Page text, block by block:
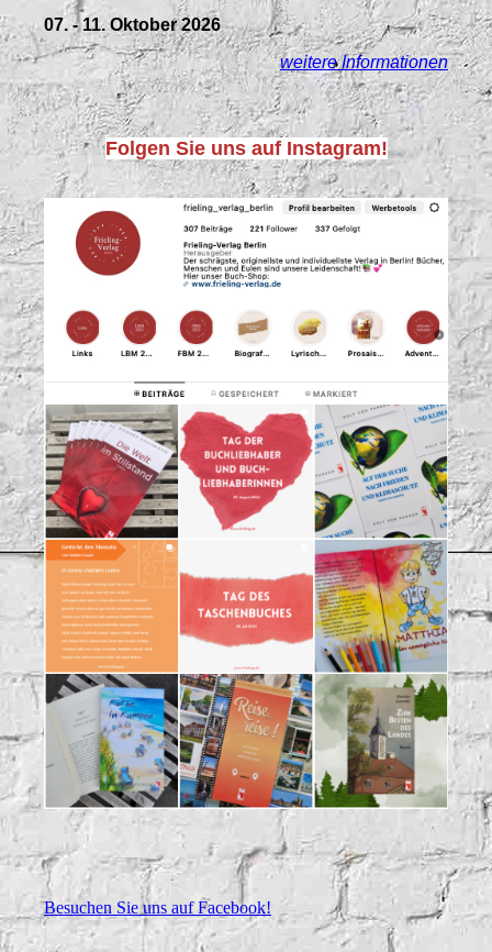
07. - 11. Oktober 2026
weitere Informationen
Folgen Sie uns auf Instagram!
Besuchen Sie uns auf Facebook!